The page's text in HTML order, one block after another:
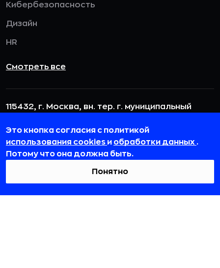
Кибербезопасность
Дизайн
HR
Смотреть все
115432, г. Москва, вн. тер. г. муниципальный
Это кнопка согласия с политикой
использования cookies и обработки данных .
Потому что она должна быть.
Понятно